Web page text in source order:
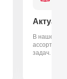
В нашем
задач.